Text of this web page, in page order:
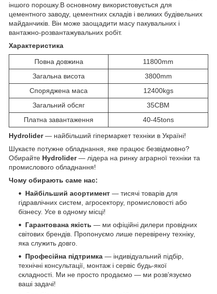
іншого порошку.В основному використовується для
цементного заводу, цементних складів і великих будівельних
майданчиків. Він може заощадити масу пакувальних і
вантажно-розвантажувальних робіт.
Характеристика
Повна довжина
11800mm
Загальна висота
3800mm
Споряджена маса
12400kgs
Загальний обсяг
35CBM
Платна завантаження
40-45tons
Hydrolider— найбільший гіпермаркет техніки в Україні!
Шукаєте потужне обладнання, яке працює безвідмовно?
Обирайте Hydrolider— лідера на ринку аграрної техніки та
промислового обладнання!
Чому обирають саме нас:
Найбільший асортимент — тисячі товарів для
гідравлічних систем, агросектору, промисловості або
бізнесу. Усе в одному місці!
Гарантована якість — ми офіційні дилери провідних
світових брендів. Пропонуємо лише перевірену техніку,
яка служить довго.
Професійна підтримка — індивідуальний підбір,
технічні консультації, монтаж і сервіс будь-якої
складності. Ми не просто продаємо — ми розв’язуємо
ваші задачі!